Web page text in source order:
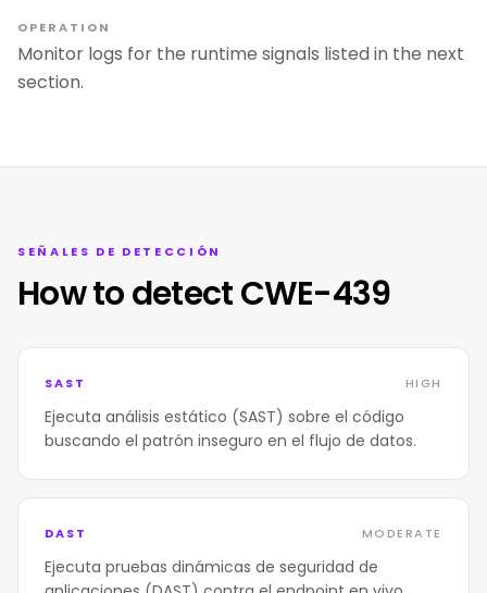
OPERATION
Monitor logs for the runtime signals listed in the next
section.
SEÑALES DE DETECCIÓN
How to detect CWE-439
SAST HIGH
Ejecuta análisis estático (SAST) sobre el código
buscando el patrón inseguro en el flujo de datos.
DAST MODERATE
Ejecuta pruebas dinámicas de seguridad de